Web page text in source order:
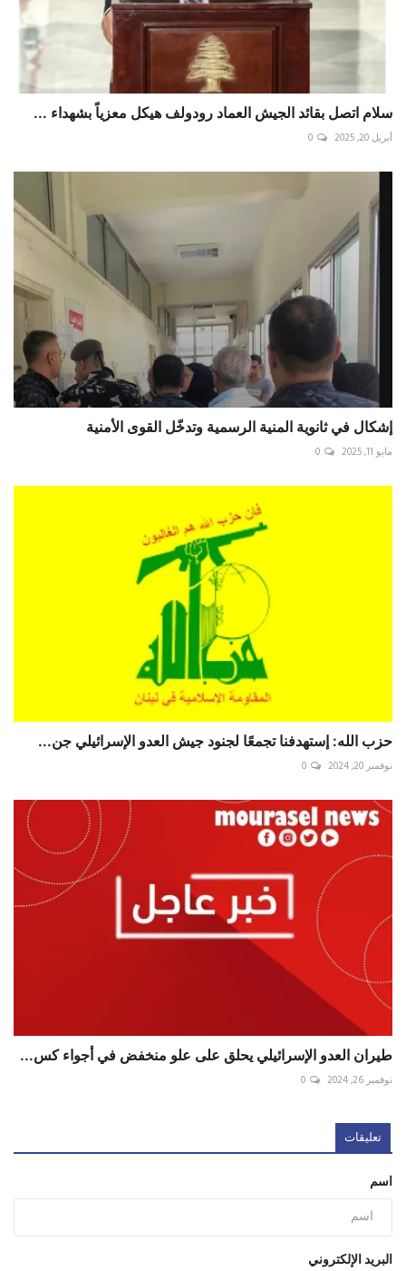
سلام اتصل بقائد الجيش العماد رودولف هيكل معزياً بشهداء ...
أبريل 20, 2025 0
إشكال في ثانوية المنية الرسمية وتدخّل القوى الأمنية
مايو 11, 2025 0
حزب الله: إستهدفنا تجمعًا لجنود جيش العدو الإسرائيلي جن...
نوفمبر 20, 2024 0
طيران العدو الإسرائيلي يحلق على علو منخفض في أجواء ⁧‫كس...
نوفمبر 26, 2024 0
تعليقات
اسم
البريد الإلكتروني